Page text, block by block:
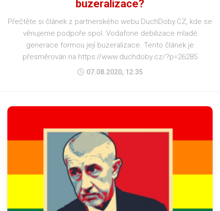
buzeralizace?
Přečtěte si článek z partnerského webu DuchDoby.CZ, kde se
věnujeme podpoře spol. Vodafone debilizace mladé
generace formou její buzeralizace. Tento článek je
přesměrován na https://www.duchdoby.cz/?p=26285
07.08.2020, 12:35